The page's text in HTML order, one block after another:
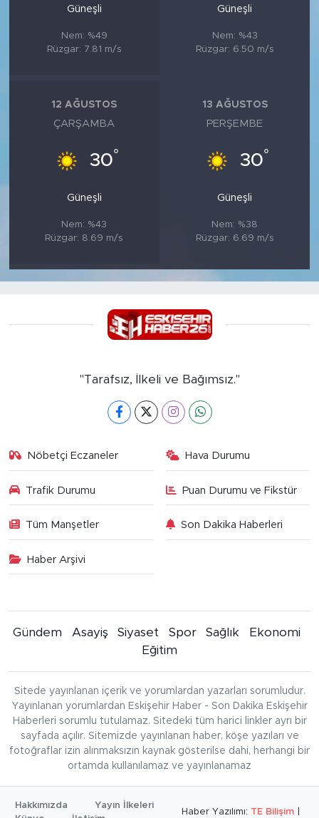
Güneşli
Nem: %49
Rüzgar: 7.81 m/s
Güneşli
Nem: %43
Rüzgar: 6.50 m/s
12 AĞUSTOS
ÇARŞAMBA
30°
Güneşli
Nem: %43
Rüzgar: 8.69 m/s
13 AĞUSTOS
PERŞEMBE
30°
Güneşli
Nem: %38
Rüzgar: 6.69 m/s
"Tarafsız, İlkeli ve Bağımsız."
Nöbetçi Eczaneler Hava Durumu
Trafik Durumu Puan Durumu ve Fikstür
Tüm Manşetler Son Dakika Haberleri
Haber Arşivi
Gündem Asayiş Siyaset Spor Sağlık
Ekonomi
Eğitim
Sitede yayınlanan içerik ve yorumlardan yazarları sorumludur.
Yayınlanan yorumlardan Eskişehir Haber - Son Dakika Eskişehir
Haberleri sorumlu tutulamaz. Sitedeki tüm harici linkler ayrı bir
sayfada açılır. Sitemizde yayınlanan haber, köşe yazıları ve
fotoğraflar izin alınmaksızın kaynak gösterilse dahi, herhangi bir
ortamda kullanılamaz ve yayınlanamaz
Hakkımızda
Yayın İlkeleri
Haber Yazılımı: TE Bilişim